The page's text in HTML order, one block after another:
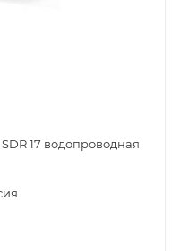
17 водопроводная